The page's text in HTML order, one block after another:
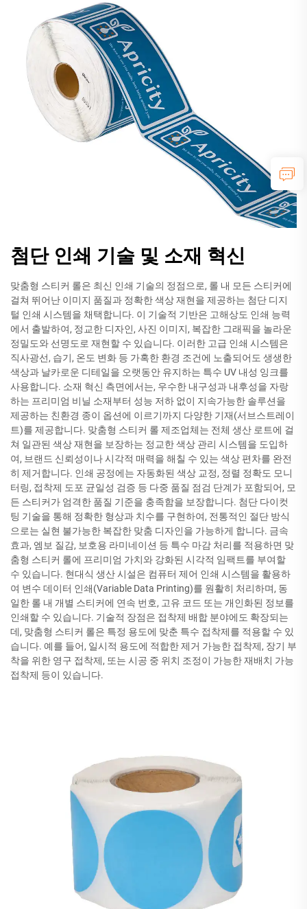
첨단 인쇄 기술 및 소재 혁신
맞춤형 스티커 롤은 최신 인쇄 기술의 정점으로, 롤 내 모든 스티커에
걸쳐 뛰어난 이미지 품질과 정확한 색상 재현을 제공하는 첨단 디지
털 인쇄 시스템을 채택합니다. 이 기술적 기반은 고해상도 인쇄 능력
에서 출발하여, 정교한 디자인, 사진 이미지, 복잡한 그래픽을 놀라운
정밀도와 선명도로 재현할 수 있습니다. 이러한 고급 인쇄 시스템은
직사광선, 습기, 온도 변화 등 가혹한 환경 조건에 노출되어도 생생한
색상과 날카로운 디테일을 오랫동안 유지하는 특수 UV 내성 잉크를
사용합니다. 소재 혁신 측면에서는, 우수한 내구성과 내후성을 자랑
하는 프리미엄 비닐 소재부터 성능 저하 없이 지속가능한 솔루션을
제공하는 친환경 종이 옵션에 이르기까지 다양한 기재(서브스트레이
트)를 제공합니다. 맞춤형 스티커 롤 제조업체는 전체 생산 로트에 걸
쳐 일관된 색상 재현을 보장하는 정교한 색상 관리 시스템을 도입하
여, 브랜드 신뢰성이나 시각적 매력을 해칠 수 있는 색상 편차를 완전
히 제거합니다. 인쇄 공정에는 자동화된 색상 교정, 정렬 정확도 모니
터링, 접착제 도포 균일성 검증 등 다중 품질 점검 단계가 포함되어, 모
든 스티커가 엄격한 품질 기준을 충족함을 보장합니다. 첨단 다이컷
팅 기술을 통해 정확한 형상과 치수를 구현하여, 전통적인 절단 방식
으로는 실현 불가능한 복잡한 맞춤 디자인을 가능하게 합니다. 금속
효과, 엠보 질감, 보호용 라미네이션 등 특수 마감 처리를 적용하면 맞
춤형 스티커 롤에 프리미엄 가치와 강화된 시각적 임팩트를 부여할
수 있습니다. 현대식 생산 시설은 컴퓨터 제어 인쇄 시스템을 활용하
여 변수 데이터 인쇄(Variable Data Printing)를 원활히 처리하며, 동
일한 롤 내 개별 스티커에 연속 번호, 고유 코드 또는 개인화된 정보를
인쇄할 수 있습니다. 기술적 장점은 접착제 배합 분야에도 확장되는
데, 맞춤형 스티커 롤은 특정 용도에 맞춘 특수 접착제를 적용할 수 있
습니다. 예를 들어, 일시적 용도에 적합한 제거 가능한 접착제, 장기 부
착을 위한 영구 접착제, 또는 시공 중 위치 조정이 가능한 재배치 가능
접착제 등이 있습니다.